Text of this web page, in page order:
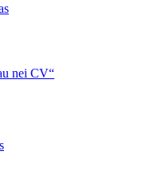
nei CV“